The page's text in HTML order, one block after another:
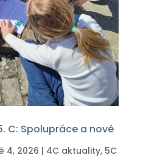
C: Spolupráce a nové
4, 2026 | 4C aktuality, 5C